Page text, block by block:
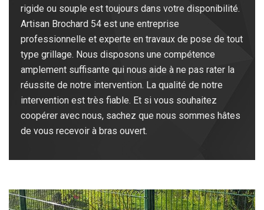
rigide ou souple est toujours dans votre disponibilité.
Artisan Brochard 54 est une entreprise
professionnelle et experte en travaux de pose de tout
type grillage. Nous disposons une compétence
amplement suffisante qui nous aide à ne pas rater la
réussite de notre intervention. La qualité de notre
intervention est très fiable. Et si vous souhaitez
coopérer avec nous, sachez que nous sommes hâtes
de vous recevoir à bras ouvert.